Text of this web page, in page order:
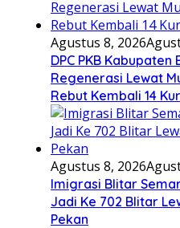
Agustus 8, 2026
DPC PKB
Regenerasi Lewat
Rebut Kembali 14
Agustus 8, 2026
Imigrasi Blitar
Jadi Ke 702 Blitar
Pekan